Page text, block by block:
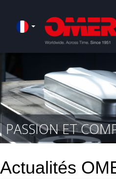
PASSION ET
Actualités